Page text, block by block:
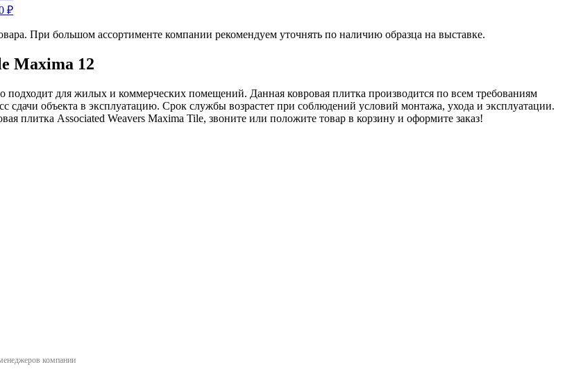
При большом ассортименте компании рекомендуем уточнять по наличию образца на выставке.
Maxima 12
подходит для жилых и коммерческих помещений. Данная ковровая плитка производится по всем требованиям
объекта в эксплуатацию. Срок службы возрастет при соблюдений условий монтажа, ухода и эксплуатации.
плитка Associated Weavers Maxima Tile, звоните или положите товар в корзину и оформите заказ!
компании